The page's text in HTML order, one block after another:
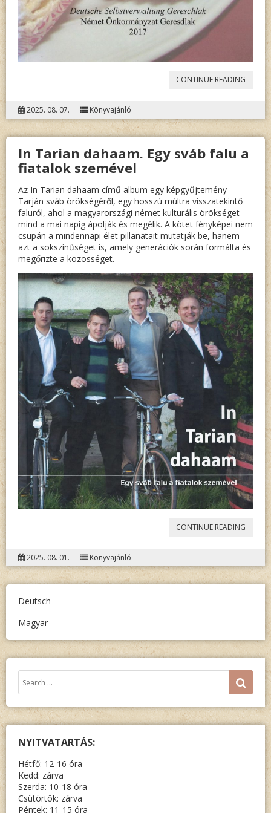
CONTINUE READING
2025. 08. 07.
Könyvajánló
In Tarian dahaam. Egy sváb falu a
fiatalok szemével
Az In Tarian dahaam című album egy képgyűjtemény
Tarján sváb örökségéről, egy hosszú múltra visszatekintő
faluról, ahol a magyarországi német kulturális örökséget
mind a mai napig ápolják és megélik. A kötet fényképei nem
csupán a mindennapi élet pillanatait mutatják be, hanem
azt a sokszínűséget is, amely generációk során formálta és
megőrizte a közösséget.
CONTINUE READING
TARIAN
EGY
2025. 08. 01. Könyvajánló
Deutsch
Magyar
Keresés:
NYITVATARTÁS:
Hétfő: 12-16 óra
Kedd: zárva
Szerda: 10-18 óra
Csütörtök: zárva
Péntek: 11-15 óra